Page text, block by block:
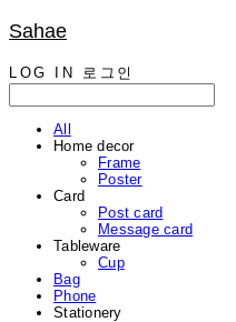
Sahae
LOG IN 로그인
All
Home decor
Frame
Poster
Card
Post card
Message card
Tableware
Cup
Bag
Phone
Stationery